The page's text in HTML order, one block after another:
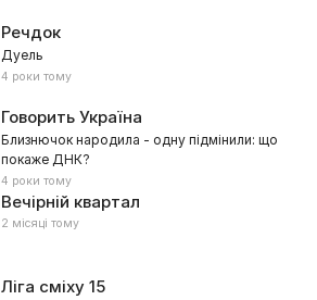
Речдок
Дуель
4 роки тому
Говорить Україна
Близнючок народила - одну підмінили: що
покаже ДНК?
4 роки тому
Вечірній квартал
2 місяці тому
Ліга сміху15